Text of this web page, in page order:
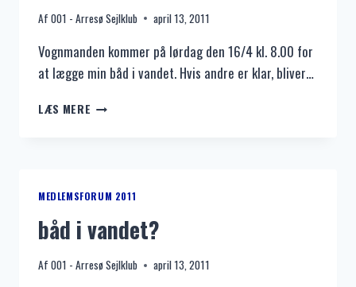
Af 001 - Arresø Sejlklub april 13, 2011
Vognmanden kommer på lørdag den 16/4 kl. 8.00 for
at lægge min båd i vandet. Hvis andre er klar, bliver…
LÆS MERE BÅD
MEDLEMSFORUM 2011
båd i vandet?
Af 001 - Arresø Sejlklub april 13, 2011